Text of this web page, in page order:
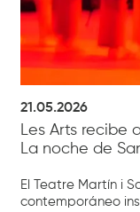
21.05.2026
Les Arts recibe
La noche de
El Teatre Martín i
contemporáneo